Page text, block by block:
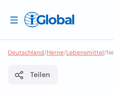
Deutschland/Herne/Lebensmittel/
Teilen